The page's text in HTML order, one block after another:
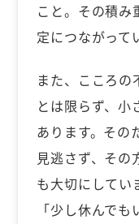
こと。その積み
定につながって
また、こころの
とは限らず、小
あります。その
見逃さず、その
も大切にしてい
「少し休んで